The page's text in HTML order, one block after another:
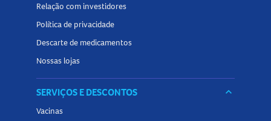
Relação com investidores
Política de privacidade
Descarte de medicamentos
Nossas lojas
SERVIÇOS E DESCONTOS keyboard_arrow_down
Vacinas